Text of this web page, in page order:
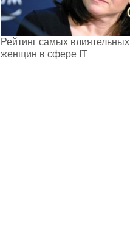
Рейтинг самых влиятельных
женщин в сфере IT